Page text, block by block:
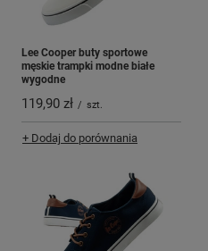
Lee Cooper buty sportowe
męskie trampki modne białe
wygodne
119,90 zł / szt.
+ Dodaj do porównania